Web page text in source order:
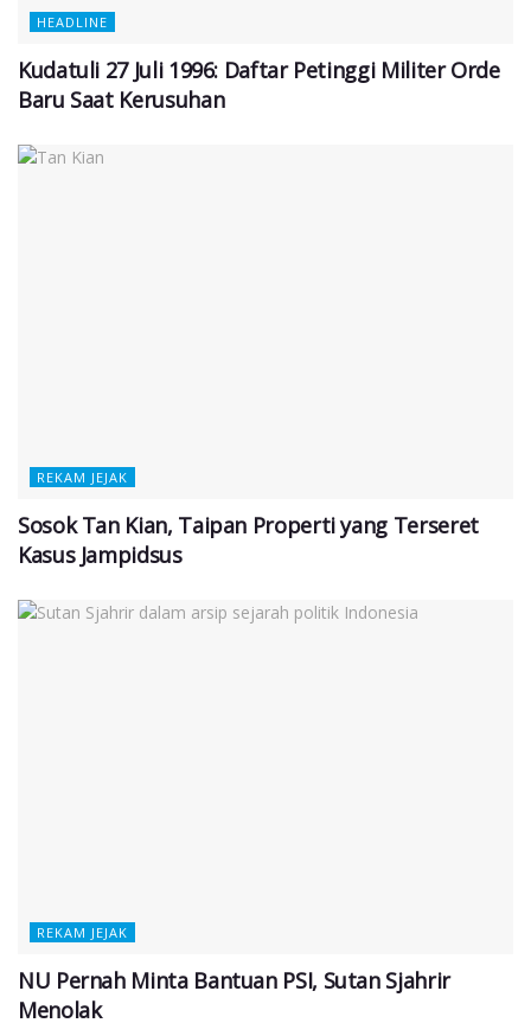
HEADLINE
Kudatuli 27 Juli 1996: Daftar Petinggi Militer Orde
Baru Saat Kerusuhan
REKAM JEJAK
Sosok Tan Kian, Taipan Properti yang Terseret
Kasus Jampidsus
REKAM JEJAK
NU Pernah Minta Bantuan PSI, Sutan Sjahrir
Menolak